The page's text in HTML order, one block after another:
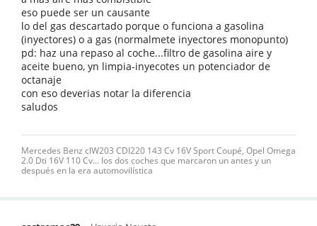
eso puede ser un causante
lo del gas descartado porque o funciona a gasolina
(inyectores) o a gas (normalmete inyectores monopunto)
pd: haz una repaso al coche...filtro de gasolina aire y
aceite bueno, yn limpia-inyecotes un potenciador de
octanaje
con eso deverias notar la diferencia
saludos
Mercedes Benz clW203 CDI220 143 Cv 16V Sport Coupé, Opel Omega
2.0 Dti 16V 110 Cv... los dos coches que marcaron un antes y un
después en la era automovilística